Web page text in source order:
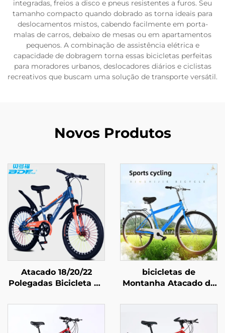
integradas, freios a disco e pneus resistentes a furos. Seu
tamanho compacto quando dobrado as torna ideais para
deslocamentos mistos, cabendo facilmente em porta-
malas de carros, debaixo de mesas ou em apartamentos
pequenos. A combinação de assistência elétrica e
capacidade de dobragem torna essas bicicletas perfeitas
para moradores urbanos, deslocadores diários e ciclistas
recreativos que buscam uma solução de transporte versátil.
Novos Produtos
Atacado 18/20/22
Polegadas Bicicleta de
Meninos e Meninas
com Freio a Disco 16
Polegadas Bicicleta
bicicletas de
Montanha Atacado de
26 e 29 Polegadas para
Adultos Homens e
Mulheres Velocidade